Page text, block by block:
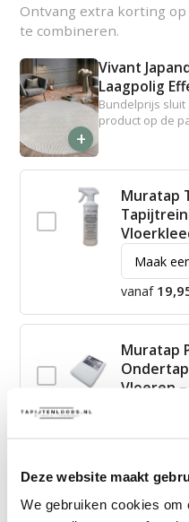
Deze website maakt
We gebruiken cookies
Ontvang extra korting
te combineren.
+
Vivant
Laagpolig
Bundelprijs
product op de
Muratap
vanaf
Muratap
Vloeren
James